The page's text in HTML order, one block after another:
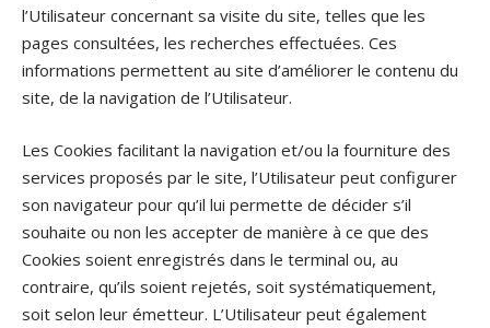
l’Utilisateur concernant sa visite du site, telles que les
pages consultées, les recherches effectuées. Ces
informations permettent au site d’améliorer le contenu du
site, de la navigation de l’Utilisateur.
Les Cookies facilitant la navigation et/ou la fourniture des
services proposés par le site, l’Utilisateur peut configurer
son navigateur pour qu’il lui permette de décider s’il
souhaite ou non les accepter de manière à ce que des
Cookies soient enregistrés dans le terminal ou, au
contraire, qu’ils soient rejetés, soit systématiquement,
soit selon leur émetteur. L’Utilisateur peut également